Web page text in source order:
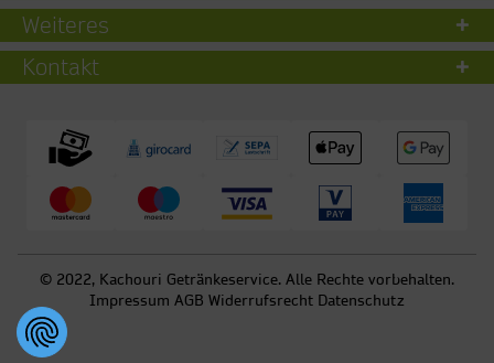
Weiteres
Kontakt
© 2022, Kachouri Getränkeservice. Alle Rechte vorbehalten.
Impressum AGB Widerrufsrecht Datenschutz